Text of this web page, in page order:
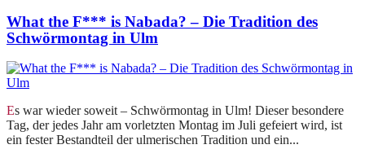
What the F*** is Nabada? – Die Tradition des
Schwörmontag in Ulm
Es war wieder soweit – Schwörmontag in Ulm! Dieser besondere
Tag, der jedes Jahr am vorletzten Montag im Juli gefeiert wird, ist
ein fester Bestandteil der ulmerischen Tradition und ein...